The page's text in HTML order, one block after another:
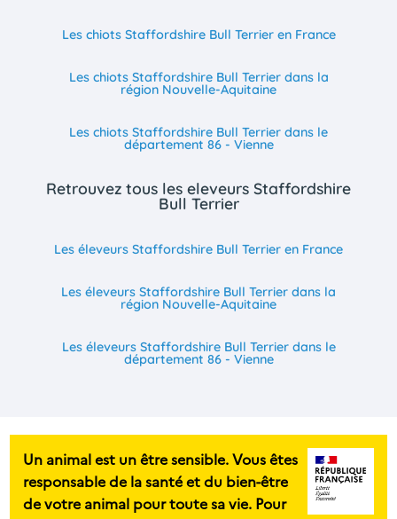
Les chiots Staffordshire Bull Terrier en France
Les chiots Staffordshire Bull Terrier dans la
région Nouvelle-Aquitaine
Les chiots Staffordshire Bull Terrier dans le
département 86 - Vienne
Retrouvez tous les eleveurs Staffordshire
Bull Terrier
Les éleveurs Staffordshire Bull Terrier en France
Les éleveurs Staffordshire Bull Terrier dans la
région Nouvelle-Aquitaine
Les éleveurs Staffordshire Bull Terrier dans le
département 86 - Vienne
Un animal est un être sensible. Vous êtes
responsable de la santé et du bien-être
de votre animal pour toute sa vie. Pour